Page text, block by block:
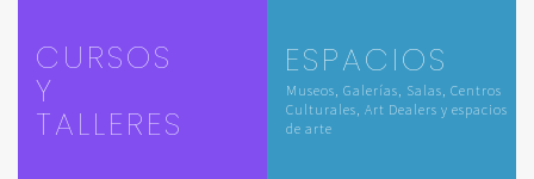
CURSOS
Y
TALLERES
ESPACIOS
Museos, Galerías, Salas, Centros
Culturales, Art Dealers y espacios
de arte